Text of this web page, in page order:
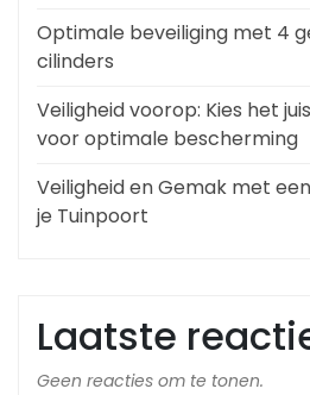
Optimale beveiliging met 4
cilinders
Veiligheid voorop: Kies het
voor optimale bescherming
Veiligheid en Gemak met
je Tuinpoort
Laatste
Geen reacties om te tonen.